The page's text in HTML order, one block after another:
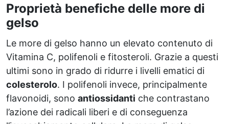
Proprietà benefiche delle more di
gelso
Le more di gelso hanno un elevato contenuto di
Vitamina C, polifenoli e fitosteroli. Grazie a questi
ultimi sono in grado di ridurre i livelli ematici di
colesterolo. I polifenoli invece, principalmente
flavonoidi, sono antiossidanti che contrastano
l’azione dei radicali liberi e di conseguenza